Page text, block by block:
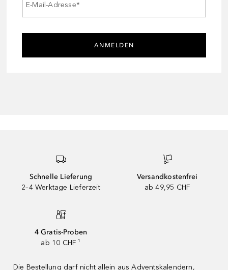
E-Mail-Adresse*
ANMELDEN
Schnelle Lieferung
2–4 Werktage Lieferzeit
Versandkostenfrei
ab 49,95 CHF
4 Gratis-Proben
ab 10 CHF ¹
Die Bestellung darf nicht allein aus Adventskalendern,